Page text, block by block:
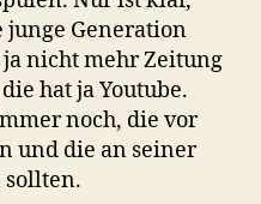
junge Generation
nicht mehr Zeitung
hat ja Youtube.
noch, die vor
und die an seiner